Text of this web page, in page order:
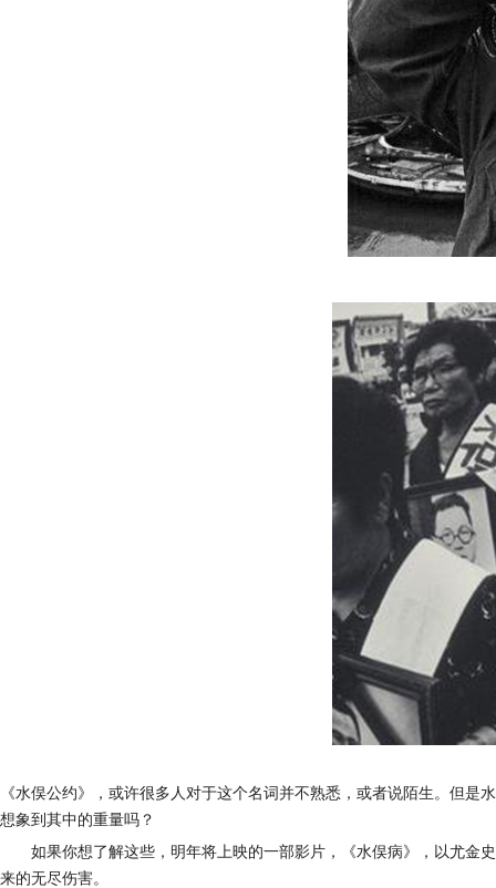
《水俣公约》，或许很多人对于这个名词并不熟悉，或者说陌生。但
想象到其中的重量吗？
如果你想了解这些，明年将上映的一部影片，《水俣病》，以尤金
来的无尽伤害。